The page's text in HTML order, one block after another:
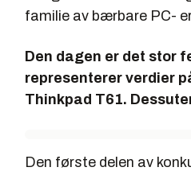
familie av bærbare PC-
Den dagen er det stor
representerer verdier
Thinkpad T61.
Den første delen av